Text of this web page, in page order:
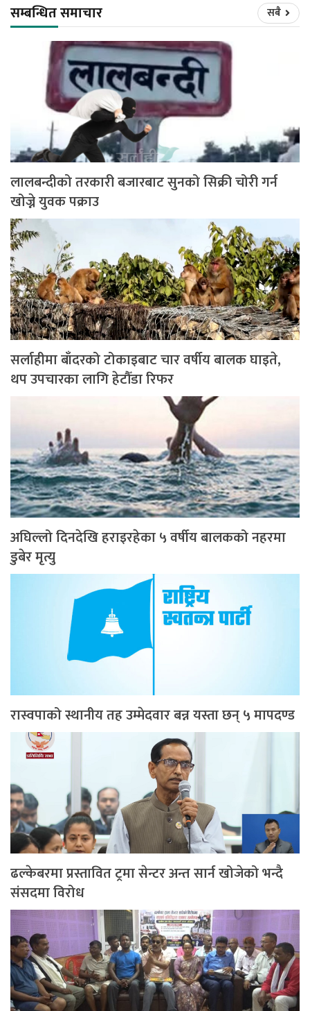
सम्बन्धित समाचार सबै
लालबन्दीको तरकारी बजारबाट सुनको सिक्री चोरी गर्न
खोज्ने युवक पक्राउ
सर्लाहीमा बाँदरको टोकाइबाट चार वर्षीय बालक घाइते,
थप उपचारका लागि हेटौँडा रिफर
अघिल्लो दिनदेखि हराइरहेका ५ वर्षीय बालकको नहरमा
डुबेर मृत्यु
रास्वपाको स्थानीय तह उम्मेदवार बन्न यस्ता छन् ५ मापदण्ड
ढल्केबरमा प्रस्तावित ट्रमा सेन्टर अन्त सार्न खोजेको भन्दै
संसदमा विरोध